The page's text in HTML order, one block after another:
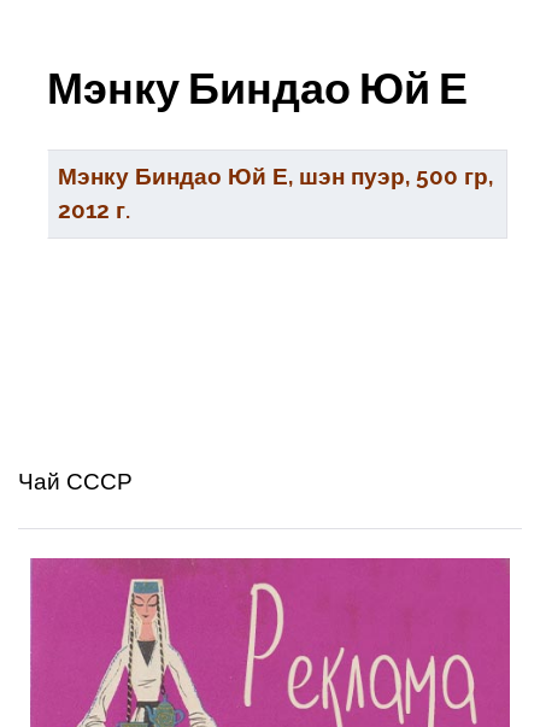
Мэнку Биндао Юй Е
Заголовок
Мэнку Биндао Юй Е, шэн пуэр, 500 гр,
2012 г.
Чай СССР